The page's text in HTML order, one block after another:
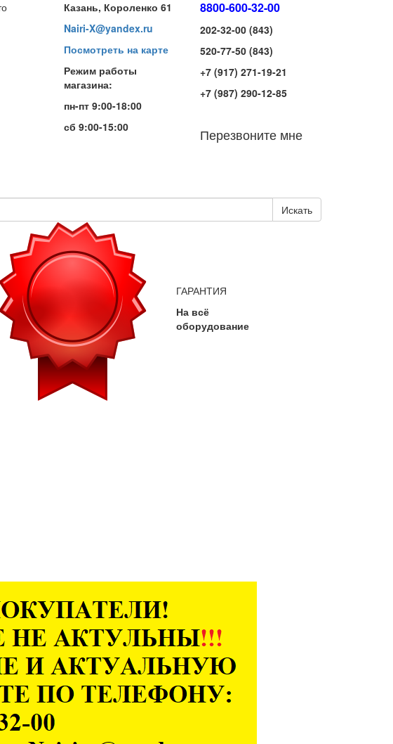
Казань, Короленко 61
Nairi-X@yandex.ru
Посмотреть на карте
Режим работы
магазина:
пн-пт 9:00-18:00
сб 9:00-15:00
8800-600-32-00
202-32-00 (843)
520-77-50 (843)
+7 (917) 271-19-21
+7 (987) 290-12-85
Перезвоните мне
Искать
ГАРАНТИЯ
На всё
оборудование